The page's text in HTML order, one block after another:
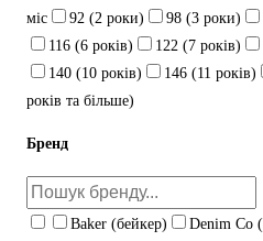
міс
92 (2 роки) 98 (3 роки)
116 (6 років)
122 (7 років)
140 (10 років)
146 (11 років)
років та більше)
Бренд
Baker (бейкер) Denim Co